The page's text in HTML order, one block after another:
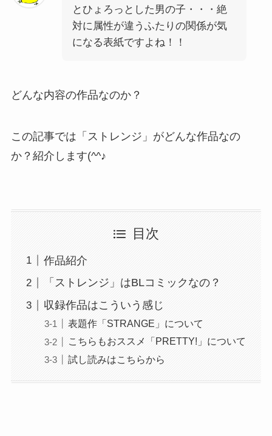
とひょろっとした男の子・・・絶
対に属性が違うふたりの関係が気
になる表紙ですよね！！
どんな内容の作品なのか？
この記事では「ストレンジ」がどんな作品なの
か？紹介します(^^♪
目次
作品紹介
「ストレンジ」はBLコミックなの？
収録作品はこういう感じ
表題作「STRANGE」について
こちらもおススメ「PRETTY!」について
試し読みはこちらから